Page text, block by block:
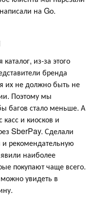
на Gо.
из-за этого
бренда
их не должно быть не
Поэтому мы
багов стало меньше. А
и киосков и
SberPay. Сделали
и рекомендательную
наиболее
покупают чаще всего.
увидеть в